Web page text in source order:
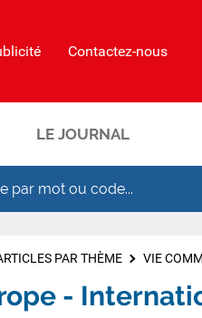
Contactez-nous
LE JOURNAL
PAR THÈME VIE
-